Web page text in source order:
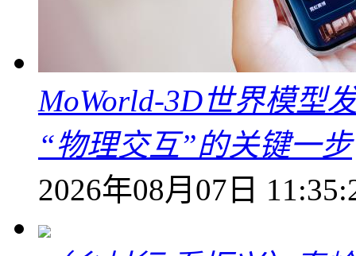
MoWorld-3D世界模型
“物理交互”的关键一步
2026年08月07日